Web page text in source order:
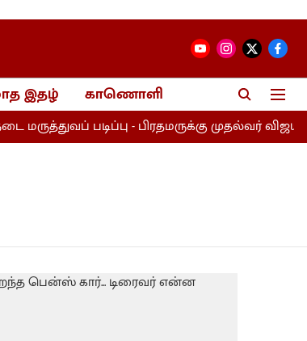
இதழ் காணொளி
மருத்துவப் படிப்பு - பிரதமருக்கு முதல்வர் விஜய்